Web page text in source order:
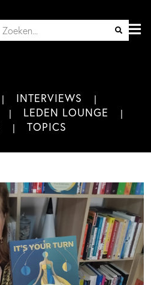
INTERVIEWS
LEDEN LOUNGE
TOPICS